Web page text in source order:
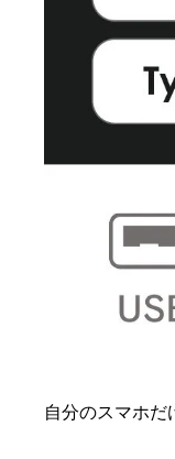
自分のスマホだ